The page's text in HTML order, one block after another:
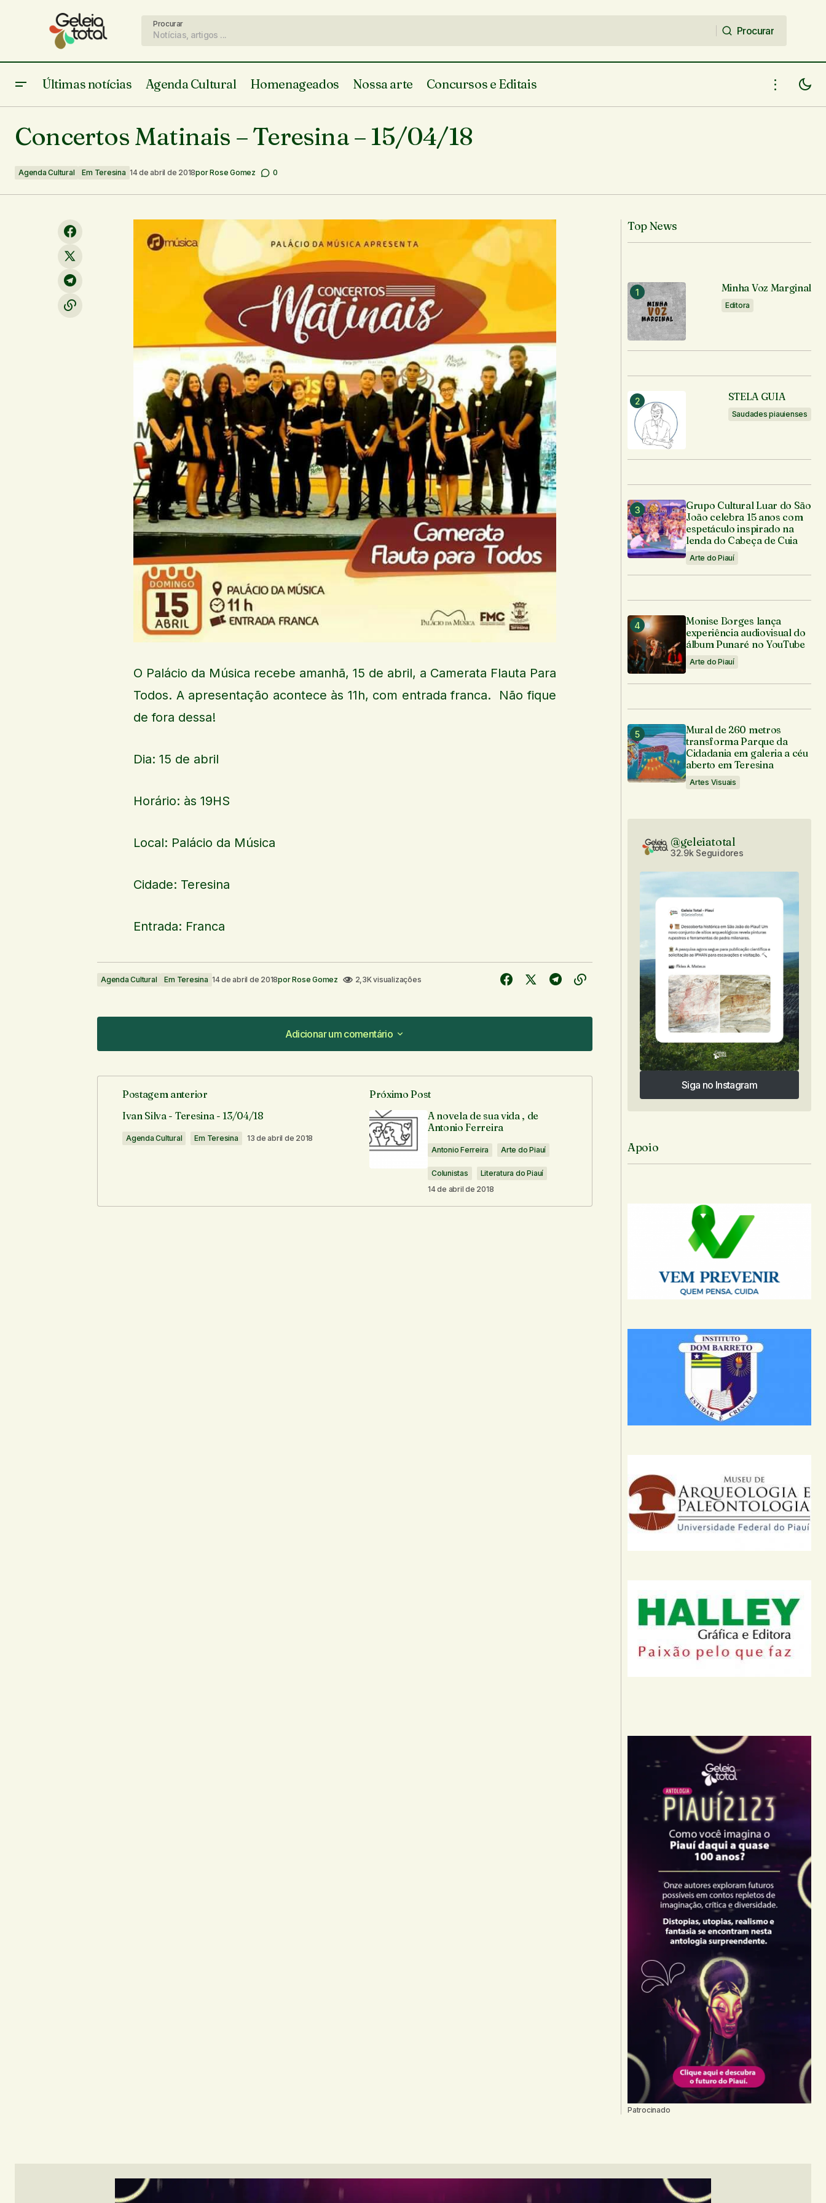
Procurar
Procurar
Últimas notícias Agenda Cultural Homenageados Nossa arte Concursos e Editais
Agenda Cultural Concertos Matinais – Teresina – 15/04/18
Concertos Matinais – Teresina – 15/04/18
Agenda Cultural Em Teresina 14 de abril de 2018porRose Gomez 0
O Palácio da Música recebe amanhã, 15 de abril, a Camerata Flauta Para
Todos. A apresentação acontece às 11h, com entrada franca. Não fique
de fora dessa!
Dia: 15 de abril
Horário: às 19HS
Local: Palácio da Música
Cidade: Teresina
Entrada: Franca
Agenda Cultural Em Teresina 14 de abril de 2018porRose Gomez 2,3K visualizações
Adicionar um comentário
Adicionar um comentário
O seu endereço de e-mail não será publicado. Campos obrigatórios são marcados com *
Comentário*
Postagem anterior
Ivan Silva - Teresina - 13/04/18
Agenda Cultural Em Teresina 13 de abril de 2018
Próximo Post
A novela de sua vida , de
Antonio Ferreira
Antonio Ferreira Arte do Piauí
Colunistas
Literatura do Piauí
14 de abril de 2018
Top News
Minha Voz Marginal
Editora
STELA GUIA
Saudades piauienses
Grupo Cultural Luar do São
João celebra 15 anos com
espetáculo inspirado na
lenda do Cabeça de Cuia
Arte do Piauí
Monise Borges lança
experiência audiovisual do
álbum Punaré no YouTube
Arte do Piauí
Mural de 260 metros
transforma Parque da
Cidadania em galeria a céu
aberto em Teresina
Artes Visuais
@geleiatotal
32.9k Seguidores
Siga no Instagram
Siga no Instagram
Apoio
Patrocinado